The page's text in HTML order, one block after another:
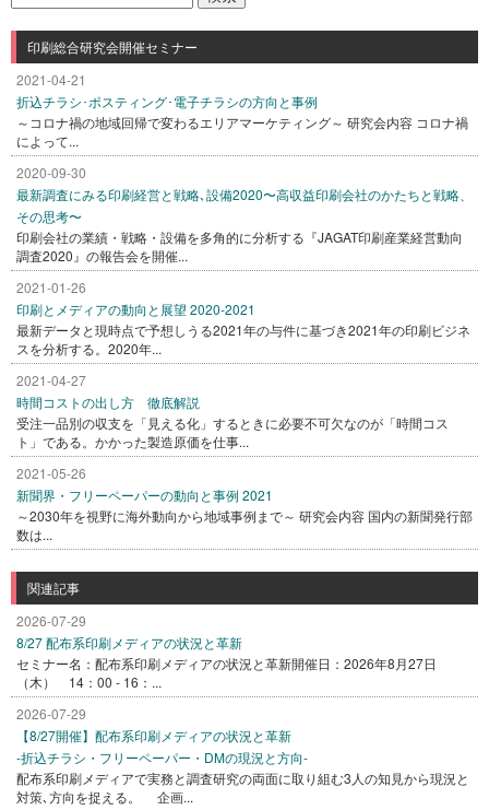
索:
印刷総合研究会開催セミナー
2021-04-21
折込チラシ･ポスティング･電子チラシの方向と事例
～コロナ禍の地域回帰で変わるエリアマーケティング～ 研究会内容 コロナ禍
によって...
2020-09-30
最新調査にみる印刷経営と戦略､設備2020〜高収益印刷会社のかたちと戦略、
その思考〜
印刷会社の業績・戦略・設備を多角的に分析する『JAGAT印刷産業経営動向
調査2020』の報告会を開催...
2021-01-26
印刷とメディアの動向と展望 2020-2021
最新データと現時点で予想しうる2021年の与件に基づき2021年の印刷ビジネ
スを分析する。2020年...
2021-04-27
時間コストの出し方 徹底解説
受注一品別の収支を「見える化」するときに必要不可欠なのが「時間コス
ト」である。かかった製造原価を仕事...
2021-05-26
新聞界・フリーペーパーの動向と事例 2021
～2030年を視野に海外動向から地域事例まで～ 研究会内容 国内の新聞発行部
数は...
関連記事
2026-07-29
8/27 配布系印刷メディアの状況と革新
セミナー名：配布系印刷メディアの状況と革新開催日：2026年8月27日
（木） 14：00 - 16：...
2026-07-29
【8/27開催】配布系印刷メディアの状況と革新
-折込チラシ・フリーペーパー・DMの現況と方向-
配布系印刷メディアで実務と調査研究の両面に取り組む3人の知見から現況と
対策､方向を捉える。 企画...